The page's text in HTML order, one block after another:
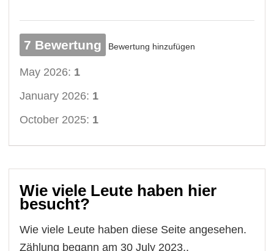
7 Bewertung Bewertung hinzufügen
May 2026: 1
January 2026: 1
October 2025: 1
Wie viele Leute haben hier
besucht?
Wie viele Leute haben diese Seite angesehen.
Zählung begann am 30 July 2023..